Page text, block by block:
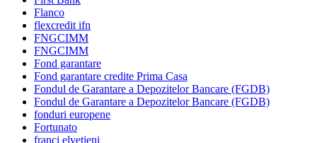
Flanco
flexcredit ifn
FNGCIMM
FNGCIMM
Fond garantare
Fond garantare credite Prima Casa
Fondul de Garantare a Depozitelor Bancare (FGDB)
Fondul de Garantare a Depozitelor Bancare (FGDB)
fonduri europene
Fortunato
franci elvetieni